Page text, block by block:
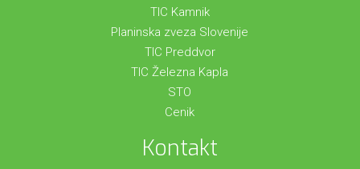
TIC Kamnik
Planinska zveza Slovenije
TIC Preddvor
TIC Železna Kapla
STO
Cenik
Kontakt